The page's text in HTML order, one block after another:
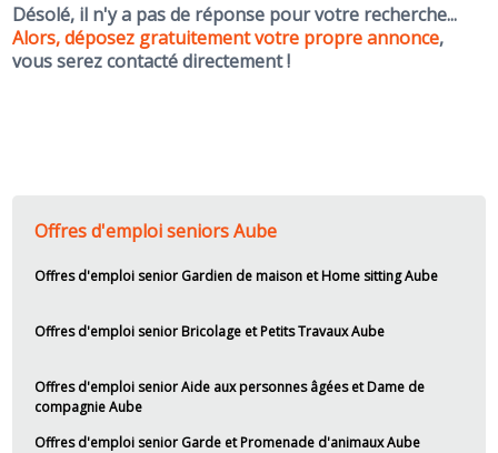
Désolé, il n'y a pas de réponse pour votre recherche...
Alors, déposez gratuitement votre propre annonce,
vous serez contacté directement !
Offres d'emploi seniors Aube
Offres d'emploi senior Gardien de maison et Home sitting Aube
Offres d'emploi senior Bricolage et Petits Travaux Aube
Offres d'emploi senior Aide aux personnes âgées et Dame de
compagnie Aube
Offres d'emploi senior Garde et Promenade d'animaux Aube